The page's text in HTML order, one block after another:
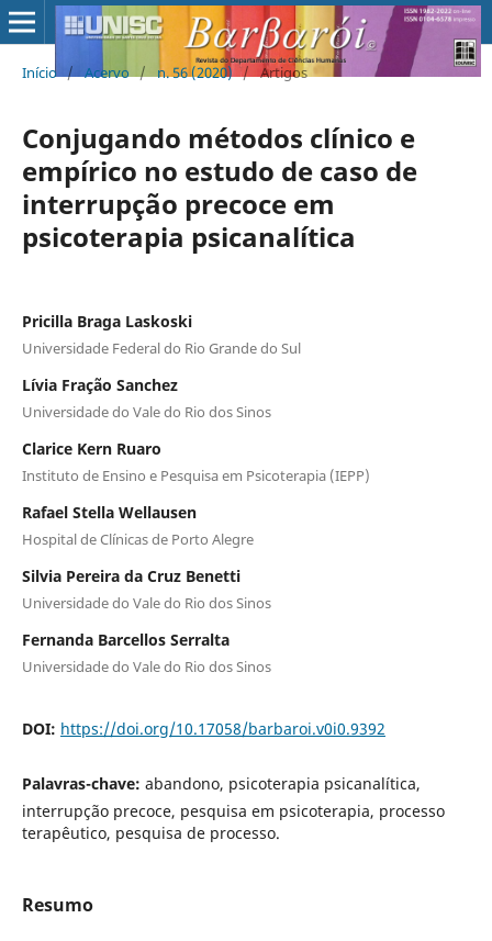
Início / Acervo / n. 56 (2020) / Artigos
Conjugando métodos clínico e
empírico no estudo de caso de
interrupção precoce em
psicoterapia psicanalítica
Pricilla Braga Laskoski
Universidade Federal do Rio Grande do Sul
Lívia Fração Sanchez
Universidade do Vale do Rio dos Sinos
Clarice Kern Ruaro
Instituto de Ensino e Pesquisa em Psicoterapia (IEPP)
Rafael Stella Wellausen
Hospital de Clínicas de Porto Alegre
Silvia Pereira da Cruz Benetti
Universidade do Vale do Rio dos Sinos
Fernanda Barcellos Serralta
Universidade do Vale do Rio dos Sinos
DOI: https://doi.org/10.17058/barbaroi.v0i0.9392
Palavras-chave: abandono, psicoterapia psicanalítica,
interrupção precoce, pesquisa em psicoterapia, processo
terapêutico, pesquisa de processo.
Resumo